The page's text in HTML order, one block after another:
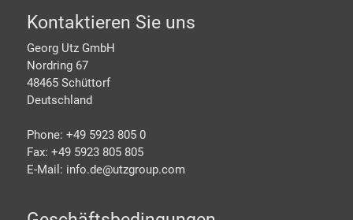
Footer
Kontaktieren Sie uns
Georg Utz GmbH
Nordring 67
48465 Schüttorf
Deutschland
Phone: +49 5923 805 0
Fax: +49 5923 805 805
E-Mail: info.de@utzgroup.com